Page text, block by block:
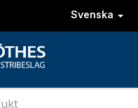
Svenska